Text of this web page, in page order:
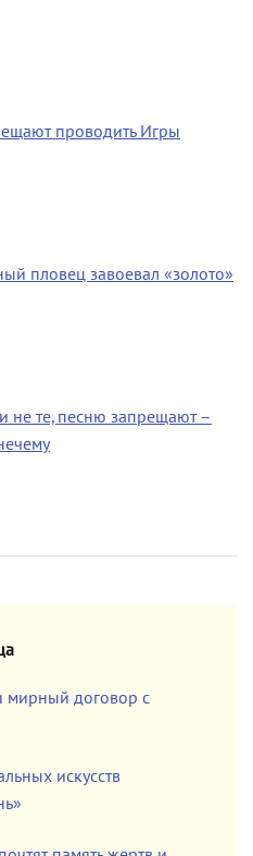
проводить Игры
пловец завоевал «золото»
не те, песню запрещают –
мирный договор с
искусств